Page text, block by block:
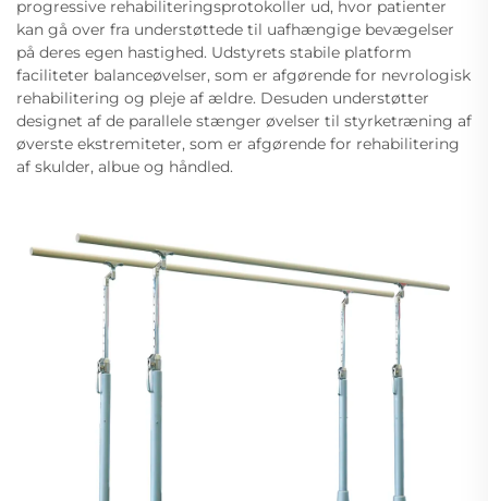
progressive rehabiliteringsprotokoller ud, hvor patienter
kan gå over fra understøttede til uafhængige bevægelser
på deres egen hastighed. Udstyrets stabile platform
faciliteter balanceøvelser, som er afgørende for nevrologisk
rehabilitering og pleje af ældre. Desuden understøtter
designet af de parallele stænger øvelser til styrketræning af
øverste ekstremiteter, som er afgørende for rehabilitering
af skulder, albue og håndled.